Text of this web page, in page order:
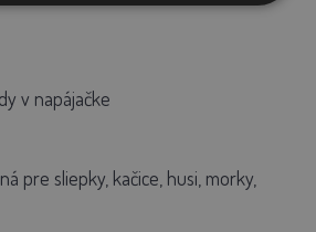
v napájačke
pre sliepky, kačice, husi, morky,